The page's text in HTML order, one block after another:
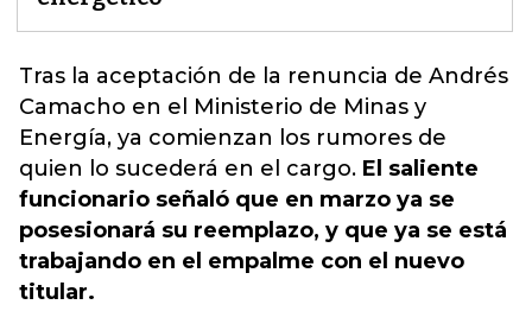
Tras la aceptación de la renuncia de Andrés
Camacho en el Ministerio de Minas y
Energía, ya comienzan los rumores de
quien lo sucederá en el cargo. El saliente
funcionario señaló que en marzo ya se
posesionará su reemplazo, y que ya se está
trabajando en el empalme con el nuevo
titular.